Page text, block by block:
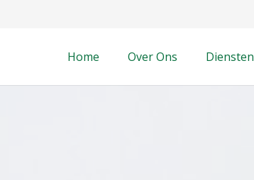
Home Over Ons Diensten